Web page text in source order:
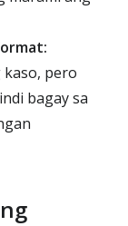
kaso, pero
bagay sa